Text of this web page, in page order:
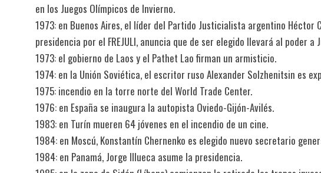
en los Juegos Olímpicos de Invierno.
1973: en Buenos Aires, el líder del Partido Justicialista argentino Héctor
presidencia por el FREJULI, anuncia que de ser elegido llevará al poder a
1973: el gobierno de Laos y el Pathet Lao firman un armisticio.
1974: en la Unión Soviética, el escritor ruso Alexander Solzhenitsin es
1975: incendio en la torre norte del World Trade Center.
1976: en España se inaugura la autopista Oviedo-Gijón-Avilés.
1983: en Turín mueren 64 jóvenes en el incendio de un cine.
1984: en Moscú, Konstantín Chernenko es elegido nuevo secretario
1984: en Panamá, Jorge Illueca asume la presidencia.